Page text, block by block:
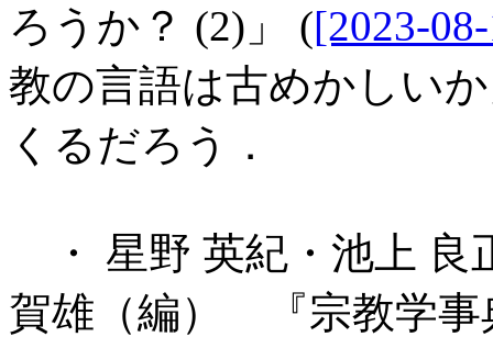
ろうか？ (2)」 ([2023-
教の言語は古めかしい
くるだろう．
・ 星野 英紀・池上 良
賀雄（編） 『宗教学